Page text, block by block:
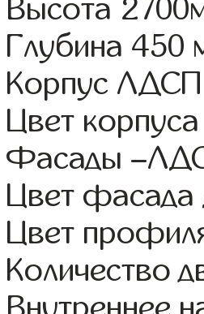
Высота
Глубина 450
Корпус
Цвет
Фасады
Цвет фасада
Цвет
Количество